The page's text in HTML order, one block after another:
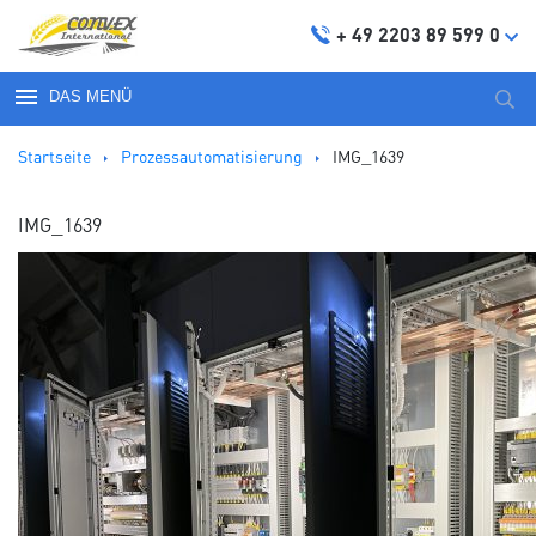
+ 49 2203 89 599 0
DAS MENÜ
Startseite Prozessautomatisierung IMG_1639
IMG_1639